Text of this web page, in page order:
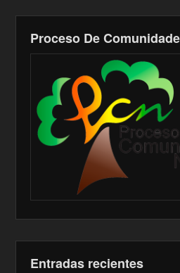
Proceso De
Entradas recientes